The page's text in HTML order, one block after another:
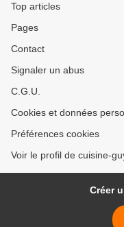
Top articles
Pages
Contact
Signaler un abus
C.G.U.
Cookies et données
Préférences cookies
Voir le profil de cuisine-
Créer